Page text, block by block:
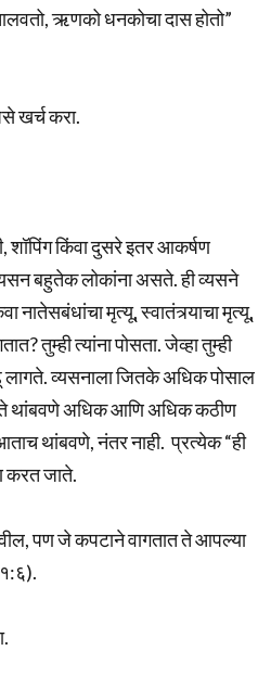
ऋणको धनकोचा दास होतो”
खर्च करा.
शॉपिंग किंवा दुसरे इतर आकर्षण
बहुतेक लोकांना असते. ही व्यसने
नातेसबंधांचा मृत्यू, स्वातंत्र्याचा मृत्यू,
तुम्ही त्यांना पोसता. जेव्हा तुम्ही
लागते. व्यसनाला जितके अधिक पोसाल
थांबवणे अधिक आणि अधिक कठीण
थांबवणे, नंतर नाही. प्रत्येक “ही
करत जाते.
पण जे कपटाने वागतात ते आपल्या